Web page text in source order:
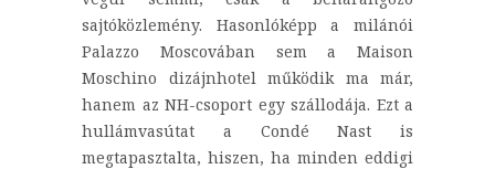
sajtóközlemény. Hasonlóképp a milánói
Palazzo Moscovában sem a Maison
Moschino dizájnhotel működik ma már,
hanem az NH-csoport egy szállodája. Ezt a
hullámvasútat a Condé Nast is
megtapasztalta, hiszen, ha minden eddigi